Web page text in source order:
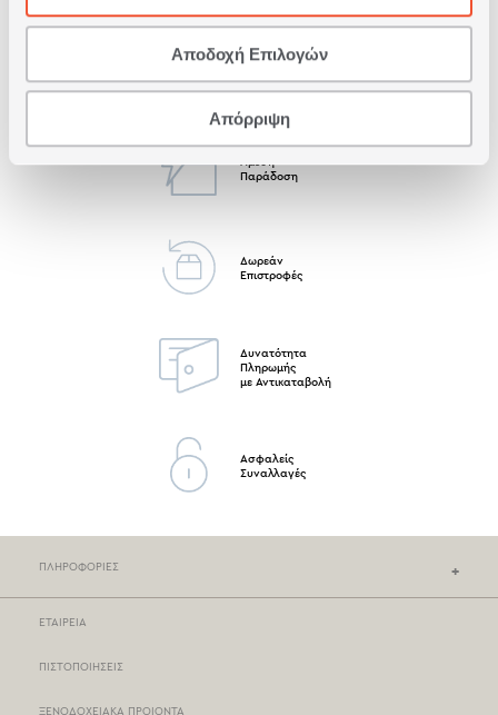
Αποδοχή Επιλογών
Απόρριψη
Δωρεάν
Άνω των 79€
Άμεση
Παράδοση
Δωρεάν
Επιστροφές
Δυνατότητα
Πληρωμής
με Αντικαταβολή
Ασφαλείς
Συναλλαγές
ΠΛΗΡΟΦΟΡΙΕΣ
ΕΤΑΙΡΕΙΑ
ΠΙΣΤΟΠΟΙΗΣΕΙΣ
ΞΕΝΟΔΟΧΕΙΑΚΑ ΠΡΟΙΟΝΤΑ